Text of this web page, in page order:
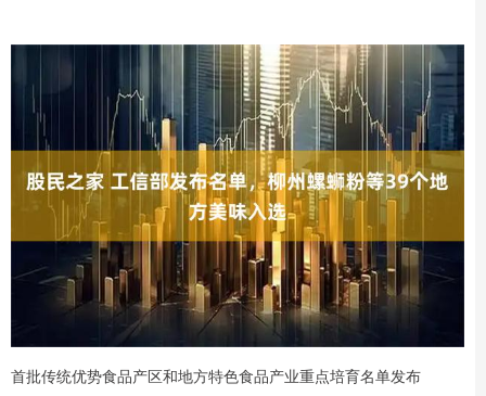
首批传统优势食品产区和地方特色食品产业重点培育名单发布